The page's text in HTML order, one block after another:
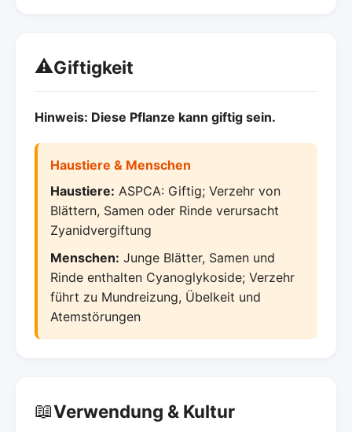
⚠️Giftigkeit
Hinweis: Diese Pflanze kann giftig sein.
Haustiere & Menschen
Haustiere: ASPCA: Giftig; Verzehr von
Blättern, Samen oder Rinde verursacht
Zyanidvergiftung
Menschen: Junge Blätter, Samen und
Rinde enthalten Cyanoglykoside; Verzehr
führt zu Mundreizung, Übelkeit und
Atemstörungen
📖Verwendung & Kultur